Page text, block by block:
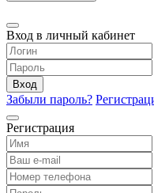
Вход в личный кабинет
Вход
Забыли пароль?
Регистрация